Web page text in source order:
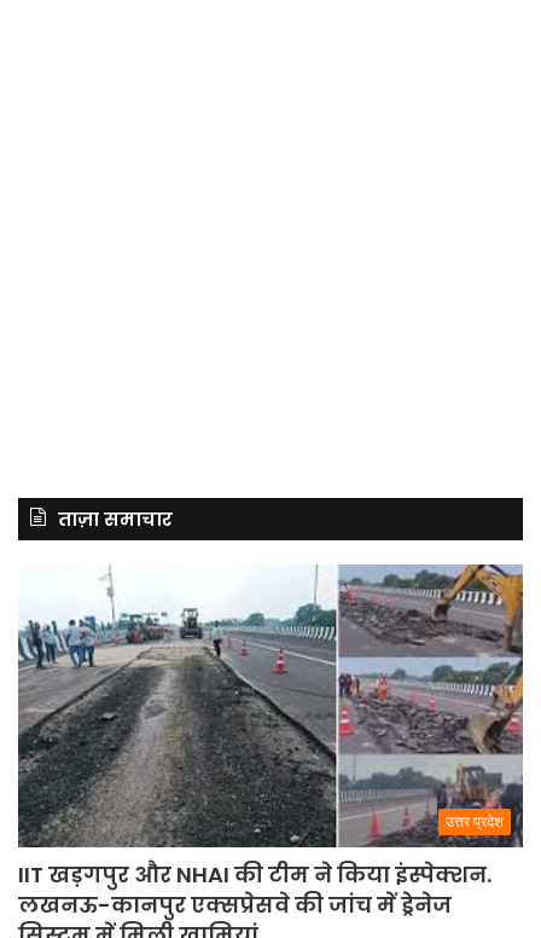
ताज़ा समाचार
उत्तर प्रदेश
IIT खड़गपुर और NHAI की टीम ने किया इंस्पेक्शन.
लखनऊ-कानपुर एक्सप्रेसवे की जांच में ड्रेनेज